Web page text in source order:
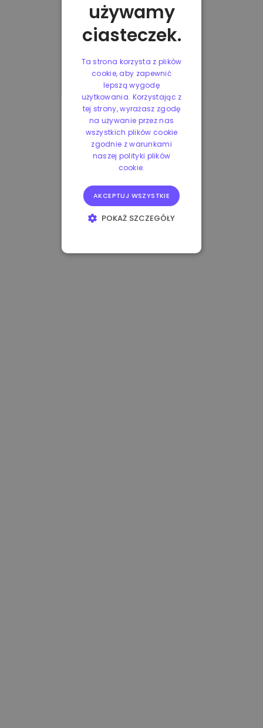
używamy
ciasteczek.
Ta strona korzysta z plików
cookie, aby zapewnić
lepszą wygodę
użytkowania. Korzystając z
tej strony, wyrażasz zgodę
na używanie przez nas
wszystkich plików cookie
zgodnie z warunkami
naszej polityki plików
cookie.
AKCEPTUJ WSZYSTKIE
POKAŻ SZCZEGÓŁY